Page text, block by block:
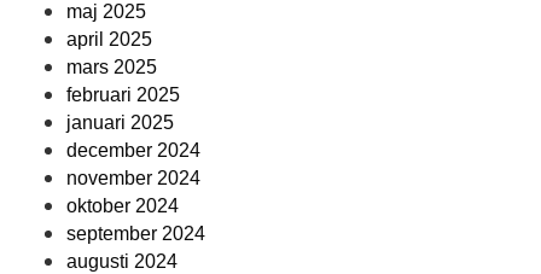
maj 2025
april 2025
mars 2025
februari 2025
januari 2025
december 2024
november 2024
oktober 2024
september 2024
augusti 2024